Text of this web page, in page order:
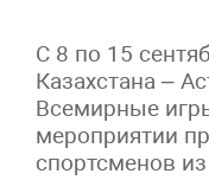
С 8 по 15
Казахстана –
Всемирные
мероприятии
спортсменов